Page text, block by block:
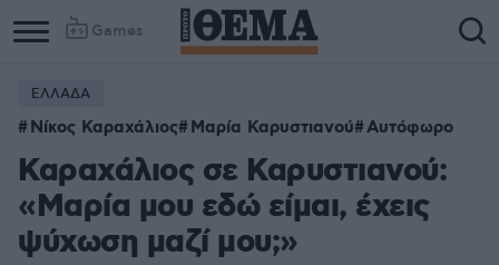
Games
ΕΛΛΑΔΑ
Νίκος Καραχάλιος Μαρία Καρυστιανού Αυτόφωρο
Καραχάλιος σε Καρυστιανού:
«Μαρία μου εδώ είμαι, έχεις
ψύχωση μαζί μου;»